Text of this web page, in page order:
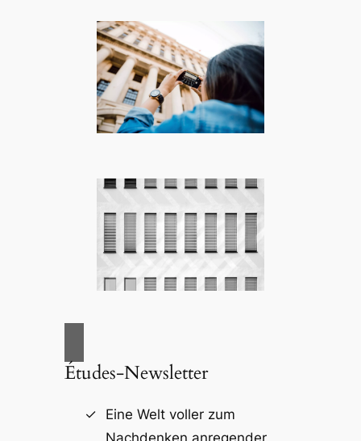
Études-Newsletter
Eine Welt voller zum
Nachdenken anregender